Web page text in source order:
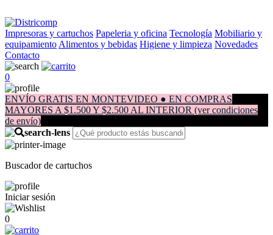
Impresoras y cartuchos Papeleria y oficina Tecnología Mobiliario y
equipamiento Alimentos y bebidas Higiene y limpieza Novedades
Contacto
0
ENVÍO GRATIS EN MONTEVIDEO ● EN COMPRAS
MAYORES A $1.500 Y $2.500 AL INTERIOR (ver condiciones
de envío)
Buscador de cartuchos
Iniciar sesión
0